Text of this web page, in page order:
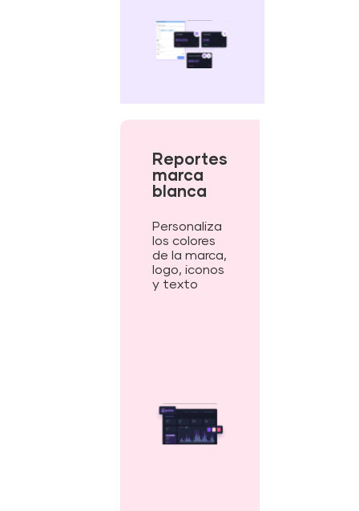
Reportes
marca
blanca
Personaliza
los colores
de la marca,
logo, iconos
y texto